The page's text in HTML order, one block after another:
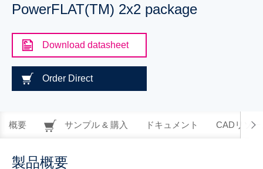
PowerFLAT(TM) 2x2 package
Download datasheet
Order Direct
概要 サンプル & 購入 ドキュメント CADリソー
製品概要